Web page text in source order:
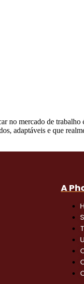
no mercado de
adaptáveis e que
A